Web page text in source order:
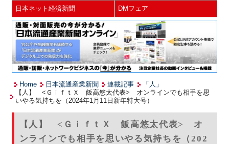
日本ネット経済新聞 DMフェア
Home 日本流通産業新聞 連載記事
「人」
【人】 <ＧｉｆｔＸ 飯高悠太代表> オンラインでも相手を思
いやる気持ちを（2024年1月11日新年特大号）
【人】 <ＧｉｆｔＸ 飯高悠太代表> オ
ンラインでも相手を思いやる気持ちを（202